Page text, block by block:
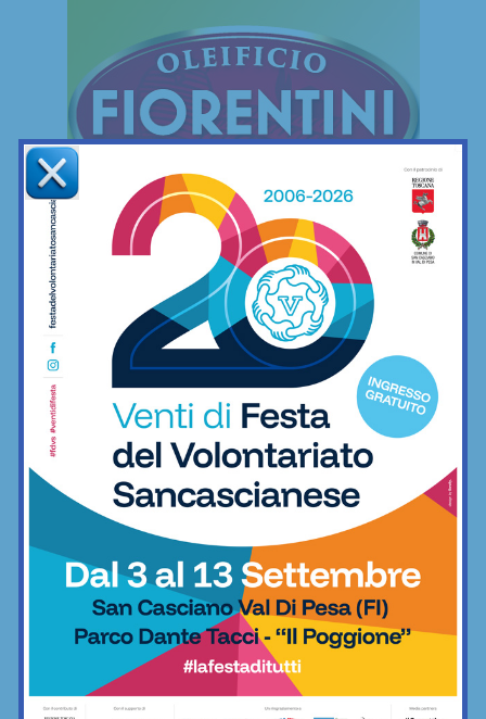
Le mie camminate mettendo ai piedi… il
minimo indispensabile
Freestyle 06/12/2022